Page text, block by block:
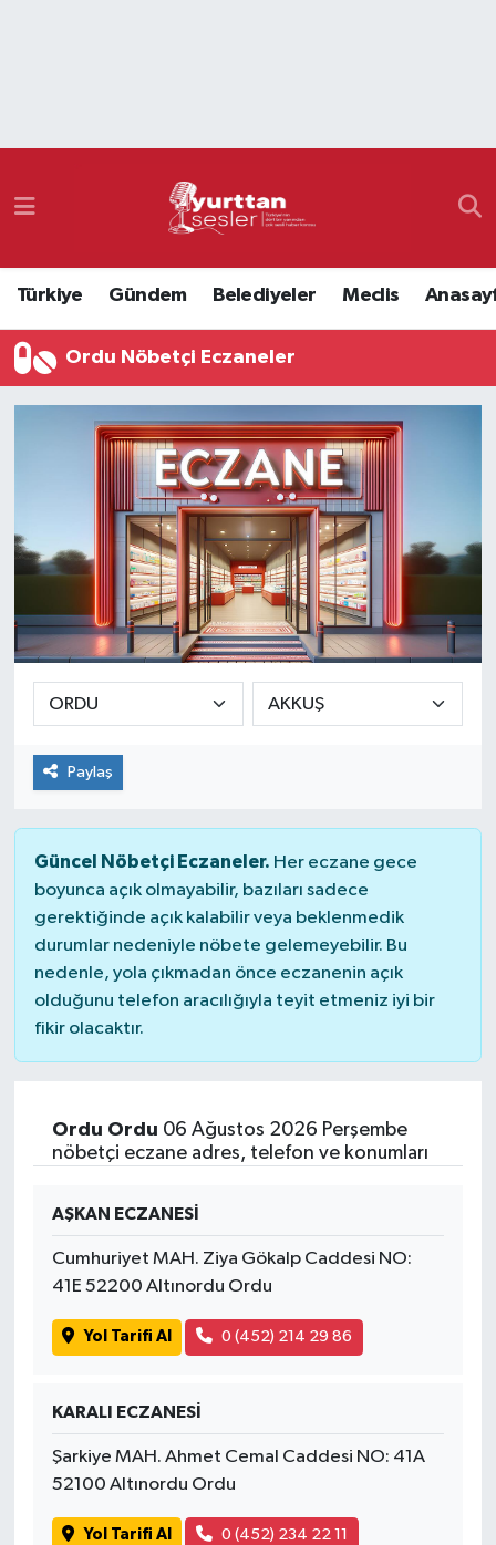
Türkiye Gündem Belediyeler Meclis
Ordu Nöbetçi Eczaneler
Paylaş
Güncel Nöbetçi Eczaneler. Her eczane gece
boyunca açık olmayabilir, bazıları sadece
gerektiğinde açık kalabilir veya beklenmedik
durumlar nedeniyle nöbete gelemeyebilir. Bu
nedenle, yola çıkmadan önce eczanenin açık
olduğunu telefon aracılığıyla teyit etmeniz iyi bir
fikir olacaktır.
Ordu Ordu 06 Ağustos 2026 Perşembe
nöbetçi eczane adres, telefon ve konumları
AŞKAN ECZANESİ
Cumhuriyet MAH. Ziya Gökalp Caddesi NO:
41E 52200 Altınordu Ordu
Yol Tarifi Al 0 (452) 214 29 86
KARALI ECZANESİ
Şarkiye MAH. Ahmet Cemal Caddesi NO: 41A
52100 Altınordu Ordu
Yol Tarifi Al 0 (452) 234 22 11
Namaz Vakitleri
Süper Lig Puan Durumu ve Fikstür
Tüm Manşetler
Son Dakika Haberleri
Haber Arşivi